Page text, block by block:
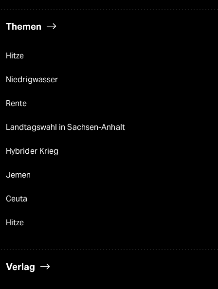
Themen
Hitze
Niedrigwasser
Rente
Landtagswahl in Sachsen-Anhalt
Hybrider Krieg
Jemen
Ceuta
Hitze
Verlag